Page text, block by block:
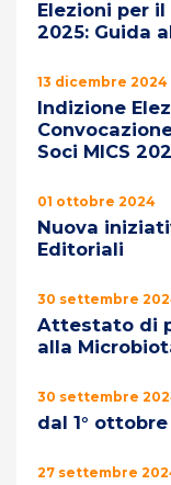
Elezioni per
2025: Guida
13 dicembre 2024
Indizione
Soci MICS
01 ottobre 2024
Nuova
Editoriali
30 settembre
Attestato di
alla
30 settembre
dal 1°
27 settembre